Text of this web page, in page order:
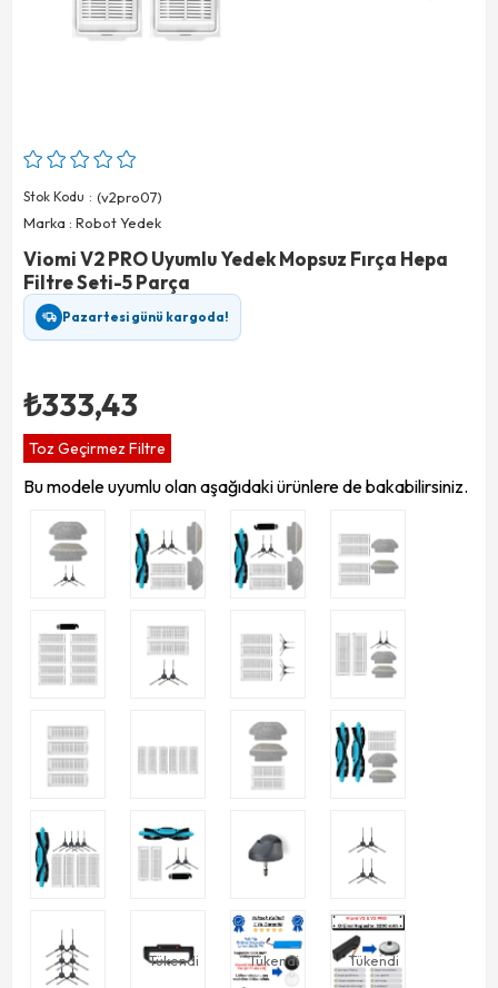
Stok Kodu
(v2pro07)
Marka : Robot Yedek
Viomi V2 PRO Uyumlu Yedek Mopsuz Fırça Hepa
Filtre Seti-5 Parça
Pazartesi günü kargoda!
₺333,43
Toz Geçirmez Filtre
Bu modele uyumlu olan aşağıdaki ürünlere de bakabilirsiniz.
Tükendi Tükendi Tükendi